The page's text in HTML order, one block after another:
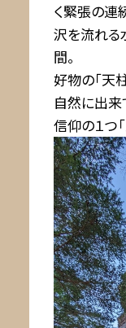
く緊張の連
沢を流れる
間。
好物の「天
自然に出来
信仰の１つ